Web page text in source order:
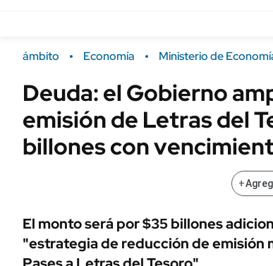
Campo
FINANZAS
Dólar
Sustentabilidad
Seguros
POLÍTICA
URUGUAY
ámbito Economía Ministerio de
Deuda: el Gobierno
emisión de Letras del
billones con
+
El monto será por $35 billones
"estrategia de reducción de emisión